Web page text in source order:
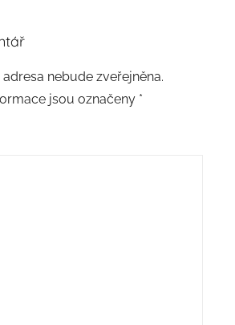
nebude zveřejněna.
jsou označeny *